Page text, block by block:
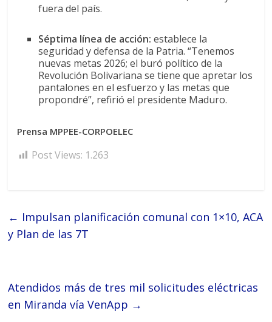
fuera del país.
Séptima línea de acción: establece la
seguridad y defensa de la Patria. “Tenemos
nuevas metas 2026; el buró político de la
Revolución Bolivariana se tiene que apretar los
pantalones en el esfuerzo y las metas que
propondré”, refirió el presidente Maduro.
Prensa MPPEE-CORPOELEC
Post Views: 1.263
← Impulsan planificación comunal con 1×10, ACA
y Plan de las 7T
Atendidos más de tres mil solicitudes eléctricas
en Miranda vía VenApp →